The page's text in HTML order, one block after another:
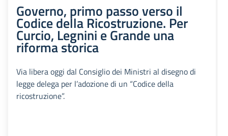
Governo, primo passo verso il
Codice della Ricostruzione. Per
Curcio, Legnini e Grande una
riforma storica
Via libera oggi dal Consiglio dei Ministri al disegno di
legge delega per l’adozione di un “Codice della
ricostruzione”.